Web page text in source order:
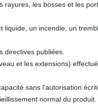
rayures, les bosses et les
liquide, un incendie, un
directives publiées.
et les extensions)
sans l'autorisation
normal du produit.